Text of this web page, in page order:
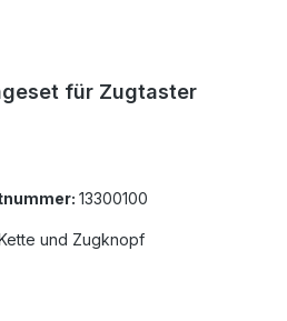
für Zugtaster
13300100
und Zugknopf